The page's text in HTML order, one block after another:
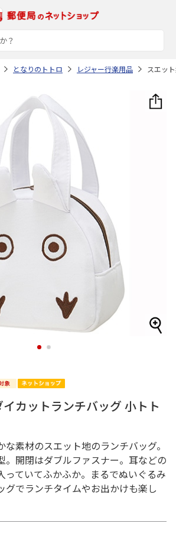
となりのトトロ レジャー行楽用品 スエッ
1 2
カットランチバッグ 小トト
素材のスエット地のランチバッグ。
。開閉はダブルファスナー。耳などの
っていてふかふか。まるでぬいぐるみ
グでランチタイムやお出かけも楽し